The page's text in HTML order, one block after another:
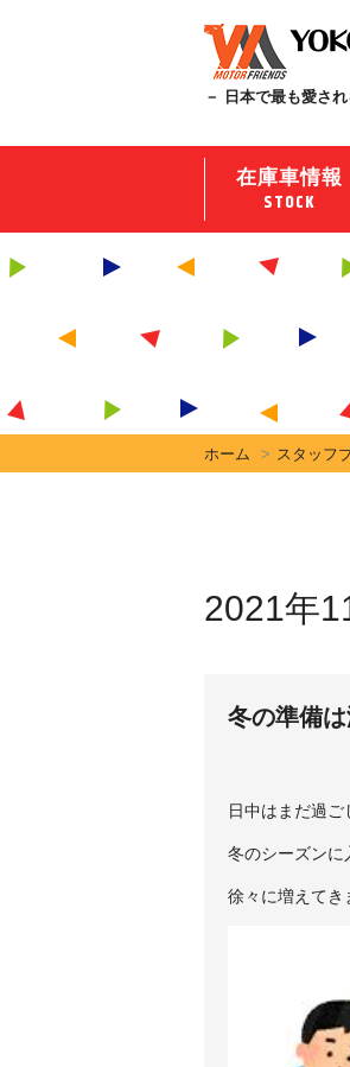
－ 日本で最も愛さ
在庫車情報
STOCK
ホーム スタッフ
2021年
冬の準備
日中はまだ過ご
冬のシーズンに
徐々に増えてき